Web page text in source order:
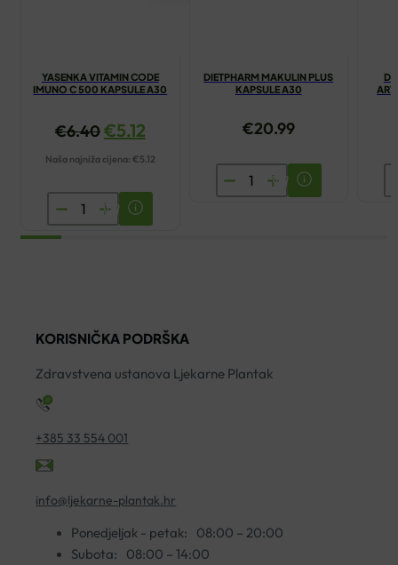
YASENKA VITAMIN CODE
IMUNO C 500 KAPSULE A30
€6.40€5.12
Naša najniža cijena: €5.12
YASENKA
VITAMIN
KAPSULE
A30
DIETPHARM MAKULIN PLUS
KAPSULE A30
€20.99
DIETPHARM
MAKULIN
KORISNIČKA PODRŠKA
Zdravstvena ustanova Ljekarne Plantak
+385 33 554 001
info@ljekarne-plantak.hr
Ponedjeljak - petak:
08:00 – 20:00
Subota:
08:00 – 14:00